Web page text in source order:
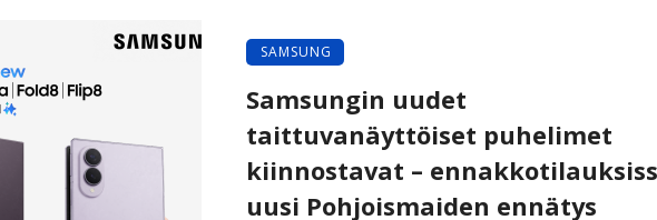
SAMSUNG
Samsungin uudet
taittuvanäyttöiset puhelimet
kiinnostavat –
uusi Pohjoismaiden ennätys